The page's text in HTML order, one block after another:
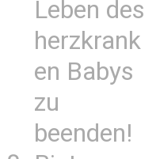
Leben des
herzkrank
en Babys
zu
beenden!